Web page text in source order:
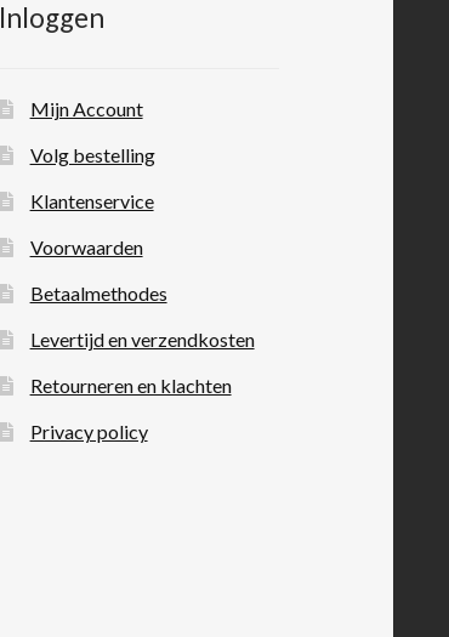
Inloggen
Mijn Account
Volg bestelling
Klantenservice
Voorwaarden
Betaalmethodes
Levertijd en verzendkosten
Retourneren en klachten
Privacy policy